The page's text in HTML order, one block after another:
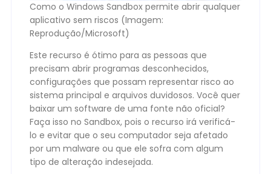
Como o Windows Sandbox permite abrir qualquer
aplicativo sem riscos (Imagem:
Reprodução/Microsoft)
Este recurso é ótimo para as pessoas que
precisam abrir programas desconhecidos,
configurações que possam representar risco ao
sistema principal e arquivos duvidosos. Você quer
baixar um software de uma fonte não oficial?
Faça isso no Sandbox, pois o recurso irá verificá-
lo e evitar que o seu computador seja afetado
por um malware ou que ele sofra com algum
tipo de alteração indesejada.